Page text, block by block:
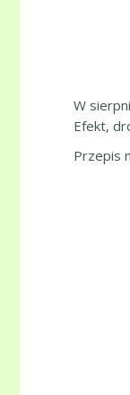
W
Efekt,
Przepis